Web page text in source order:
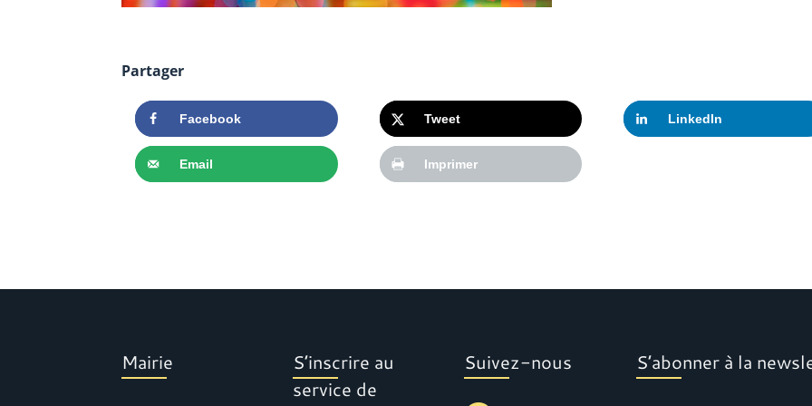
Partager
Facebook Tweet LinkedIn
Email Imprimer
Mairie
S’inscrire au
service de
Suivez-nous S’abonner à la